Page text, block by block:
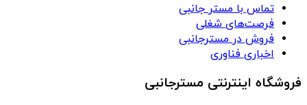
تماس با مستر جانبی
فرصت‌های شغلی
فروش در مسترجانبی
اخباری فناوری
فروشگاه اینترنتی مسترجانبی